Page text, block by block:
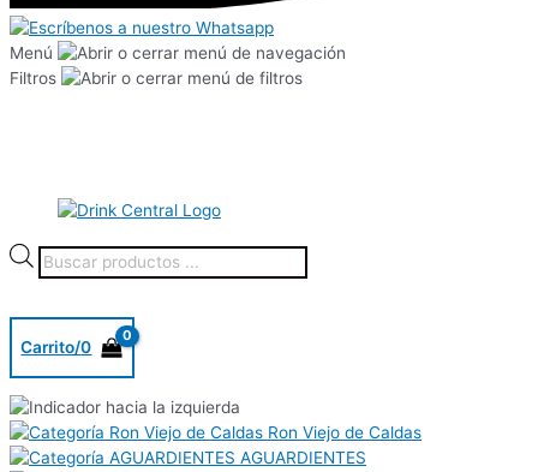
Menú
Filtros
Carrito/0
Ron Viejo de Caldas
AGUARDIENTES